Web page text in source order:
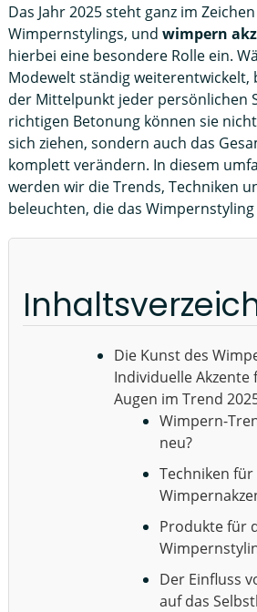
Das Jahr 2025 steht ganz im
Wimpernstylings, und wimpern
hierbei eine besondere Rolle ein.
Modewelt ständig weiterentwickelt,
der Mittelpunkt jeder persönlichen
richtigen Betonung können sie
sich ziehen, sondern auch das
komplett verändern. In diesem
werden wir die Trends, Techniken
beleuchten, die das Wimpernstyling
Die Kunst des
Individuelle
Augen im Trend
Wimpern-
neu?
Techniken
Produkte für
Der Einfluss
auf das